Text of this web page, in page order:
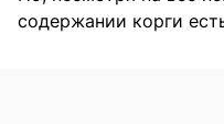
содержании корги